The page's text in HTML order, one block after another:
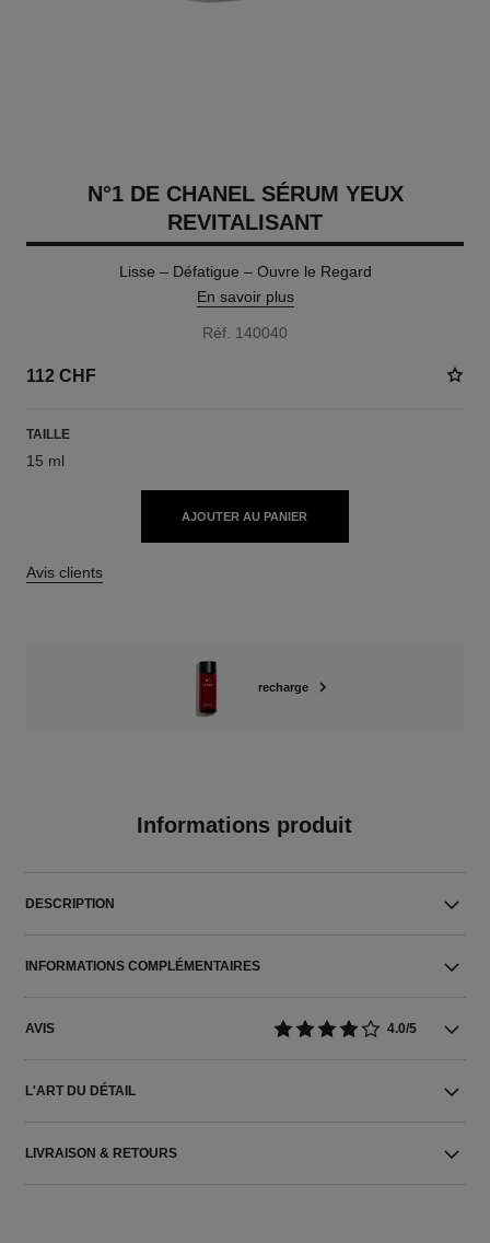
N°1 DE CHANEL SÉRUM YEUX
REVITALISANT
Lisse – Défatigue – Ouvre le Regard
En savoir plus
Réf. 140040
112 CHF
TAILLE
15 ml
AJOUTER AU PANIER
Avis clients
recharge
Informations produit
DESCRIPTION
INFORMATIONS COMPLÉMENTAIRES
AVIS 4.0/5
L'ART DU DÉTAIL
LIVRAISON & RETOURS